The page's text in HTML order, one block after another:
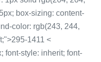
box-sizing: content-
color: rgb(243, 244,
1411 <
font-style: inherit; font-